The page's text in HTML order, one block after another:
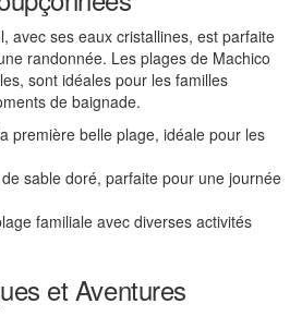
avec ses eaux cristallines, est parfaite
randonnée. Les plages de Machico
sont idéales pour les familles
de baignade.
première belle plage, idéale pour les
sable doré, parfaite pour une journée
familiale avec diverses activités
et Aventures